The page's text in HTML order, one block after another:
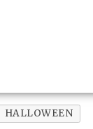
HALLOWEEN